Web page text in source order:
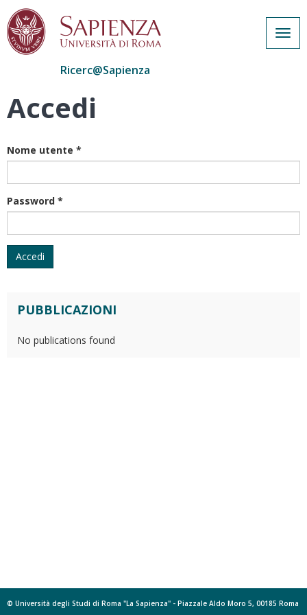
Salta
Ricerc@Sapienza
Accedi
Nome utente *
Password *
Accedi
PUBBLICAZIONI
No publications found
© Università degli Studi di Roma "La Sapienza" - Piazzale Aldo Moro 5, 00185 Roma